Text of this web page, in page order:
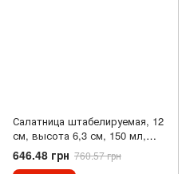
Салатница штабелируемая, 12
см, высота 6,3 см, 150 мл,
Lyra, RAK
646.48 грн 760.57 грн